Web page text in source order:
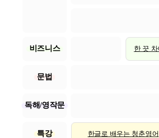
비즈니스 한 끗
문법
독해/영작문
특강 한글로 배우는 청춘영어